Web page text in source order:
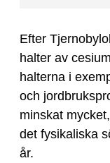
Efter
halter av
halterna i
och
minskat
det fysikaliska
år.